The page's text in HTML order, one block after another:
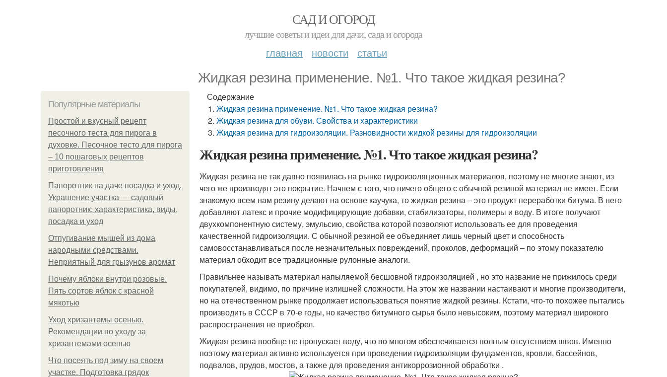
САД И ОГОРОД
лучшие советы и идеи для дачи, сада и огорода
главная новости статьи
Жидкая резина применение. №1. Что такое жидкая резина?
Популярные материалы
Простой и вкусный рецепт
песочного теста для пирога в
духовке. Песочное тесто для пирога
– 10 пошаговых рецептов
приготовления
Папоротник на даче посадка и уход.
Украшение участка — садовый
папоротник: характеристика, виды,
посадка и уход
Отпугивание мышей из дома
народными средствами.
Неприятный для грызунов аромат
Почему яблоки внутри розовые.
Пять сортов яблок с красной
мякотью
Уход хризантемы осенью.
Рекомендации по уходу за
хризантемами осенью
Что посеять под зиму на своем
участке. Подготовка грядок
Содержание
Жидкая резина применение. №1. Что такое жидкая резина?
Жидкая резина для обуви. Свойства и характеристики
Жидкая резина для гидроизоляции. Разновидности жидкой резины для гидроизоляции
Жидкая резина применение. №1. Что такое жидкая резина?
Жидкая резина не так давно появилась на рынке гидроизоляционных материалов, поэтому не многие знают, из
чего же производят это покрытие. Начнем с того, что ничего общего с обычной резиной материал не имеет. Если
знакомую всем нам резину делают на основе каучука, то жидкая резина – это продукт переработки битума. В него
добавляют латекс и прочие модифицирующие добавки, стабилизаторы, полимеры и воду. В итоге получают
двухкомпонентную систему, эмульсию, свойства которой позволяют использовать ее для проведения
качественной гидроизоляции. С обычной резиной ее объединяет лишь черный цвет и способность
самовосстанавливаться после незначительных повреждений, проколов, деформаций – по этому показателю
материал обходит все традиционные рулонные аналоги.
Правильнее называть материал напыляемой бесшовной гидроизоляцией , но это название не прижилось среди
покупателей, видимо, по причине излишней сложности. На этом же названии настаивают и многие производители,
но на отечественном рынке продолжает использоваться понятие жидкой резины. Кстати, что-то похожее пытались
производить в СССР в 70-е годы, но качество битумного сырья было невысоким, поэтому материал широкого
распространения не приобрел.
Жидкая резина вообще не пропускает воду, что во многом обеспечивается полным отсутствием швов. Именно
поэтому материал активно используется при проведении гидроизоляции фундаментов, кровли, бассейнов,
подвалов, прудов, мостов, а также для проведения антикоррозионной обработки .